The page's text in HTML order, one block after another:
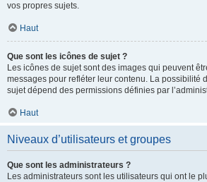
vos propres sujets.
Haut
Que sont les icônes de sujet ?
Les icônes de sujet sont des images qui peuvent
messages pour refléter leur contenu. La possibilité
sujet dépend des permissions définies par
Haut
Niveaux d’utilisateurs et groupes
Que sont les administrateurs ?
Les administrateurs sont les utilisateurs qui ont le